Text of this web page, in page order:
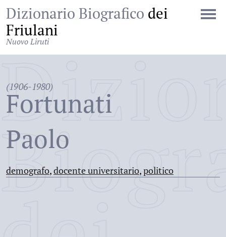
Dizionario Biografico dei
Friulani
Nuovo Liruti
(1906-1980)
Fortunati
Paolo
demografo,docente universitario,politico